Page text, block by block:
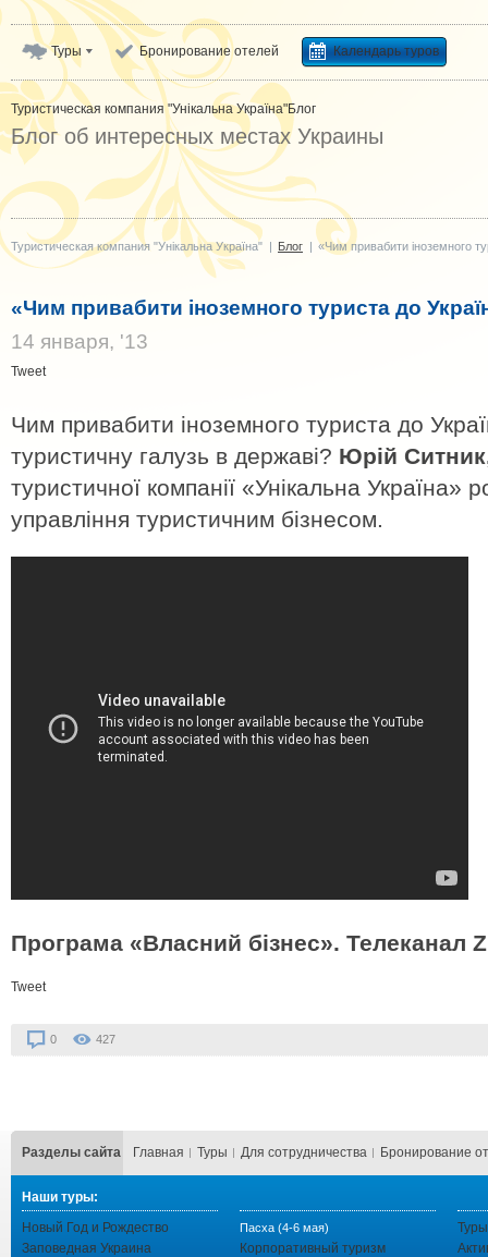
Туры Бронирование отелей Календарь туров
Туристическая компания "Унікальна Україна"Блог
Блог об интересных местах Украины
Туристическая компания "Унікальна Україна" | Блог | «Чим привабити іноземного
«Чим привабити іноземного туриста до
14 января, '13
Tweet
Чим привабити іноземного туриста до
туристичну галузь в державі? Юрій
туристичної компанії «Унікальна Україна»
управління туристичним бізнесом.
Програма «Власний бізнес». Телеканал
Tweet
0 427
Разделы сайта Главная Туры Для сотрудничества Бронирование
Наши туры:
Новый Год и Рождество
Заповедная Украина
Пасха (4-6 мая)
Корпоративный туризм